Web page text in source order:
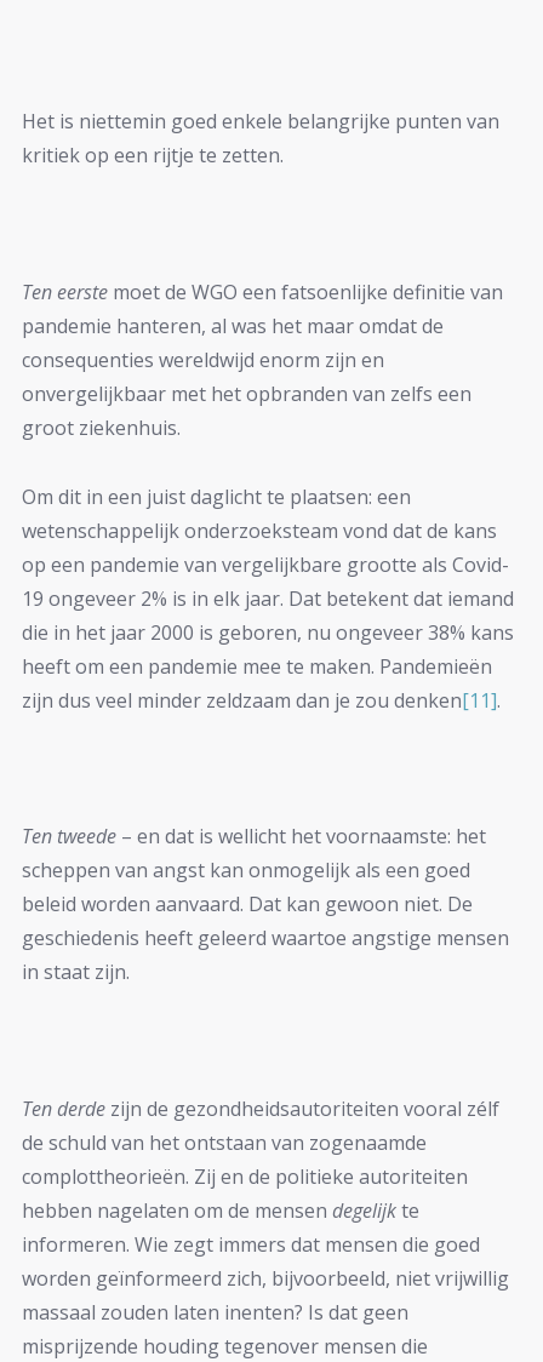
Het is niettemin goed enkele belangrijke punten van
kritiek op een rijtje te zetten.
Ten eerste moet de WGO een fatsoenlijke definitie van
pandemie hanteren, al was het maar omdat de
consequenties wereldwijd enorm zijn en
onvergelijkbaar met het opbranden van zelfs een
groot ziekenhuis.
Om dit in een juist daglicht te plaatsen: een
wetenschappelijk onderzoeksteam vond dat de kans
op een pandemie van vergelijkbare grootte als Covid-
19 ongeveer 2% is in elk jaar. Dat betekent dat iemand
die in het jaar 2000 is geboren, nu ongeveer 38% kans
heeft om een pandemie mee te maken. Pandemieën
zijn dus veel minder zeldzaam dan je zou denken[11].
Ten tweede – en dat is wellicht het voornaamste: het
scheppen van angst kan onmogelijk als een goed
beleid worden aanvaard. Dat kan gewoon niet. De
geschiedenis heeft geleerd waartoe angstige mensen
in staat zijn.
Ten derde zijn de gezondheidsautoriteiten vooral zélf
de schuld van het ontstaan van zogenaamde
complottheorieën. Zij en de politieke autoriteiten
hebben nagelaten om de mensen degelijkte
informeren. Wie zegt immers dat mensen die goed
worden geïnformeerd zich, bijvoorbeeld, niet vrijwillig
massaal zouden laten inenten? Is dat geen
misprijzende houding tegenover mensen die